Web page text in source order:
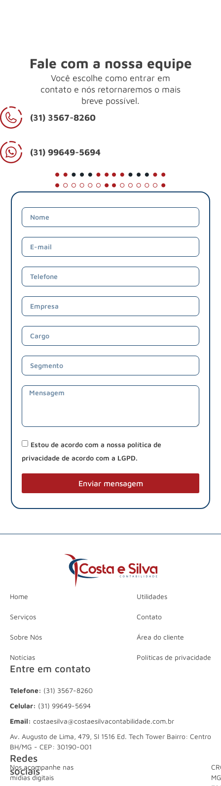
Fale com a nossa equipe
Você escolhe como entrar em
contato e nós retornaremos o mais
breve possível.
(31) 3567-8260
(31) 99649-5694
Estou de acordo com a nossa política de
privacidade de acordo com a LGPD.
Enviar mensagem
Home
Serviços
Sobre Nós
Notícias
Utilidades
Contato
Área do cliente
Políticas de privacidade
Entre em contato
Telefone: (31) 3567-8260
Celular: (31) 99649-5694
Email: costaesilva@costaesilvacontabilidade.com.br
Av. Augusto de Lima, 479, Sl 1516 Ed. Tech Tower Bairro: Centro
BH/MG - CEP: 30190-001
Redes
sociais
Nos acompanhe nas
mídias digitais
MG